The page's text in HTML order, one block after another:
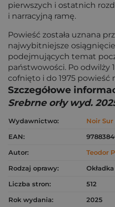
pierwszych i ostatnich
i narracyjną ramę.
Powieść została uznana
najwybitniejsze
podejmujących temat
państwowości. Po odwilży
cofnięto i do 1975 powieść
Szczegółowe
Srebrne orły wyd.
Wydawnictwo:
Noir
EAN:
Autor:
Teodor
Rodzaj oprawy:
Liczba stron:
512
Rok wydania:
2025